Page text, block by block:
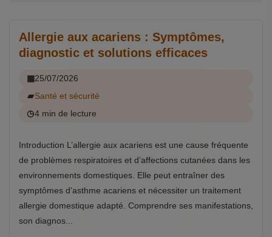
Allergie aux acariens : Symptômes,
diagnostic et solutions efficaces
25/07/2026
Santé et sécurité
4 min de lecture
Introduction L’allergie aux acariens est une cause fréquente
de problèmes respiratoires et d’affections cutanées dans les
environnements domestiques. Elle peut entraîner des
symptômes d’asthme acariens et nécessiter un traitement
allergie domestique adapté. Comprendre ses manifestations,
son diagnos...